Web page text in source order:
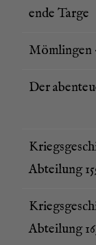
ende Targe
Möm­lin­gen
Der
Abtei­lung
Abtei­lung